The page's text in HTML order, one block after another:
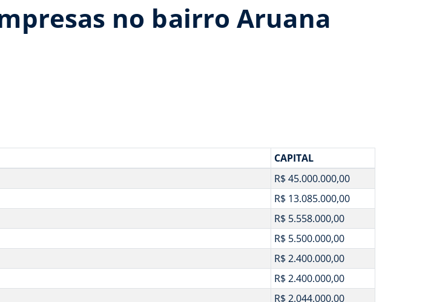
no bairro Aruana
CAPITAL
R$ 45.000.000,00
R$ 13.085.000,00
R$ 5.558.000,00
R$ 5.500.000,00
R$ 2.400.000,00
R$ 2.400.000,00
R$ 2.044.000,00